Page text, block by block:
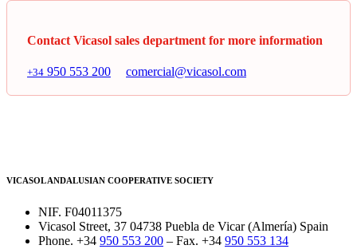
Contact Vicasol sales department for more information
+34 950 553 200 comercial@vicasol.com
VICASOL ANDALUSIAN COOPERATIVE SOCIETY
NIF. F04011375
Vicasol Street, 37 04738 Puebla de Vicar (Almería) Spain
Phone. +34 950 553 200 – Fax. +34 950 553 134